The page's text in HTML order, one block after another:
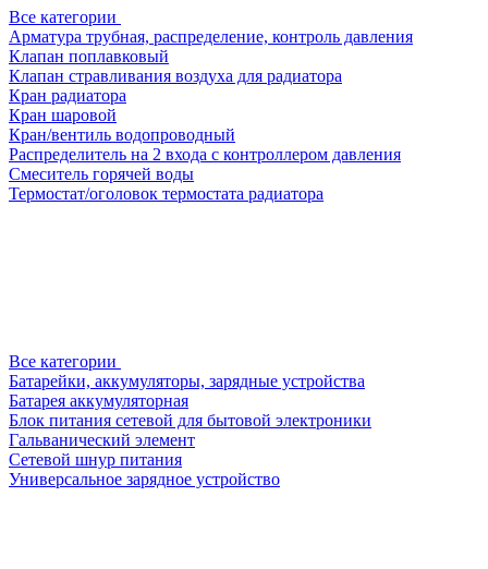
Все категории
Арматура трубная, распределение, контроль давления
Клапан поплавковый
Клапан стравливания воздуха для радиатора
Кран радиатора
Кран шаровой
Кран/вентиль водопроводный
Распределитель на 2 входа с контроллером давления
Смеситель горячей воды
Термостат/оголовок термостата радиатора
Все категории
Батарейки, аккумуляторы, зарядные устройства
Батарея аккумуляторная
Блок питания сетевой для бытовой электроники
Гальванический элемент
Сетевой шнур питания
Универсальное зарядное устройство